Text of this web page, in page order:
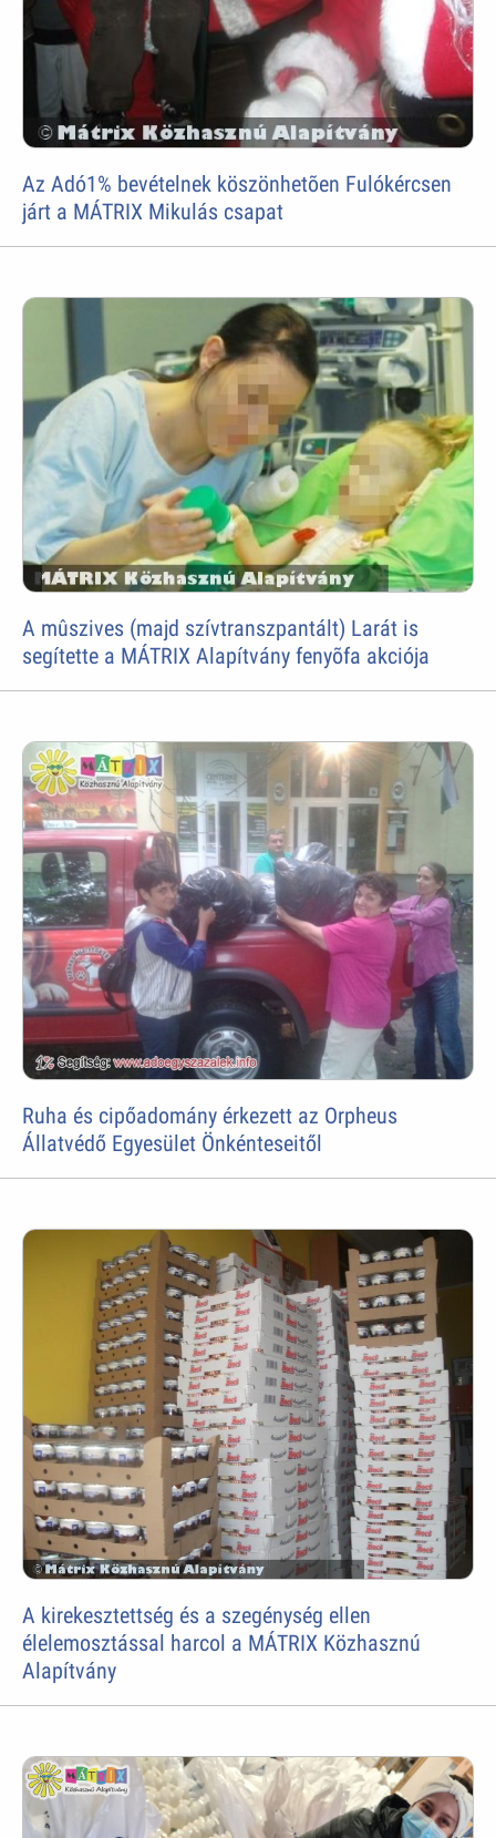
Az Adó1% bevételnek köszönhetõen Fulókércsen
járt a MÁTRIX Mikulás csapat
A mûszives (majd szívtranszpantált) Larát is
segítette a MÁTRIX Alapítvány fenyõfa akciója
Ruha és cipőadomány érkezett az Orpheus
Állatvédő Egyesület Önkénteseitől
A kirekesztettség és a szegénység ellen
élelemosztással harcol a MÁTRIX Közhasznú
Alapítvány